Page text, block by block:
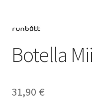
Botella
31,90 €